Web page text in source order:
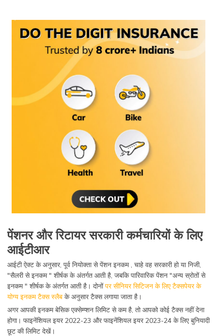
पेंशनर और रिटायर सरकारी कर्मचारियों के लिए
आईटीआर
आईटी ऐक्ट के अनुसार, पूर्व नियोक्ता से पेंशन इनकम , चाहे वह सरकारी हो या निजी,
"सैलरी से इनकम " शीर्षक के अंतर्गत आती है, जबकि पारिवारिक पेंशन "अन्य स्रोतों से
इनकम " शीर्षक के अंतर्गत आती है। दोनोंपर सीनियर सिटिजन के लिए टैक्सपेयर के
योग्य इनकम टैक्स स्लैब के अनुसार टैक्स लगाया जाता है।
अगर आपकी इनकम बेसिक एक्सेम्प्शन लिमिट से कम है, तो आपको कोई टैक्स नहीं देना
होगा। फाइनेंशियल इयर 2022-23 और फाइनेंशियल इयर 2023-24 के लिए बुनियादी
छूट की लिमिट देखें।